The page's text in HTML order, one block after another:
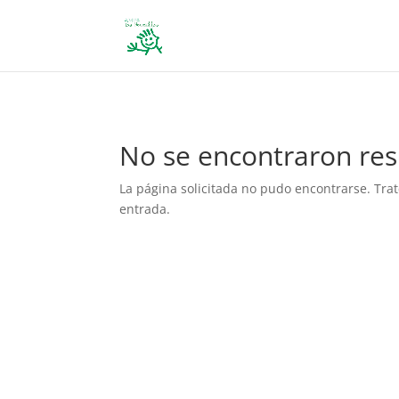
No se encontraron
La página solicitada no pudo encontrarse.
entrada.